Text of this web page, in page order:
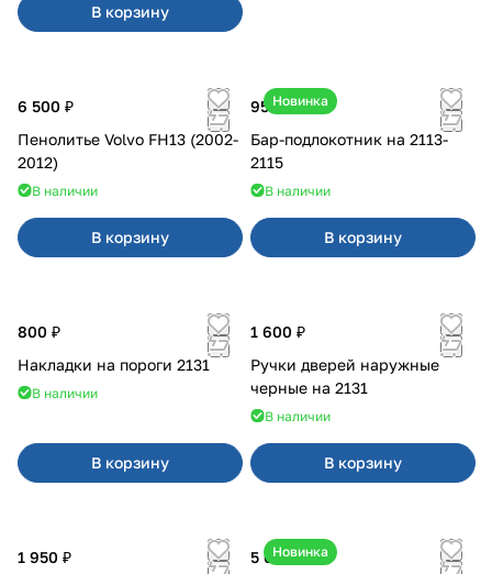
В корзину
6 500 ₽
Пенолитье Volvo FH13 (2002-
2012)
В наличии
В корзину
Новинка
950 ₽
Бар-подлокотник на 2113-
2115
В наличии
В корзину
800 ₽
Накладки на пороги 2131
В наличии
В корзину
1 600 ₽
Ручки дверей наружные
черные на 2131
В наличии
В корзину
1 950 ₽
Новинка
5 050 ₽